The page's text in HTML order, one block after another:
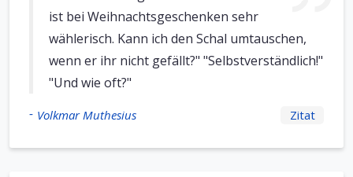
ist bei Weihnachtsgeschenken sehr
wählerisch. Kann ich den Schal umtauschen,
wenn er ihr nicht gefällt?" "Selbstverständlich!"
"Und wie oft?"
- Volkmar Muthesius Zitat